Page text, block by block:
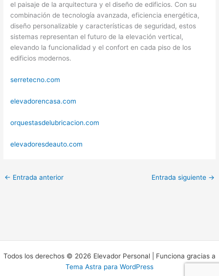
el paisaje de la arquitectura y el diseño de edificios. Con su
combinación de tecnología avanzada, eficiencia energética,
diseño personalizable y características de seguridad, estos
sistemas representan el futuro de la elevación vertical,
elevando la funcionalidad y el confort en cada piso de los
edificios modernos.
serretecno.com
elevadorencasa.com
orquestasdelubricacion.com
elevadoresdeauto.com
← Entrada anterior Entrada siguiente →
Todos los derechos © 2026 Elevador Personal | Funciona gracias a
Tema Astra para WordPress